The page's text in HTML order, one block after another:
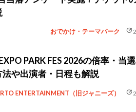
おでかけ・テーマパーク update
PARK FES 2026の倍率・当
や出演者・日程も解説
ENTERTAINMENT（旧ジャニーズ） update